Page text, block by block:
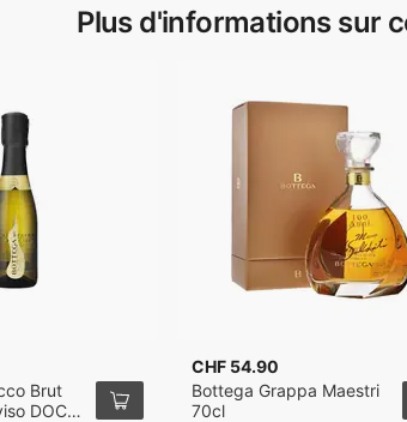
Plus d'informations sur
Brut
DOC
CHF 54.90
Bottega Grappa Maestri
70cl